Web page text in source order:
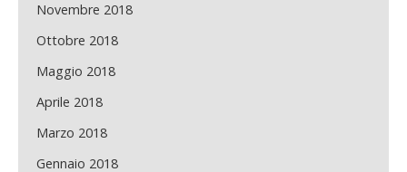
Novembre 2018
Ottobre 2018
Maggio 2018
Aprile 2018
Marzo 2018
Gennaio 2018